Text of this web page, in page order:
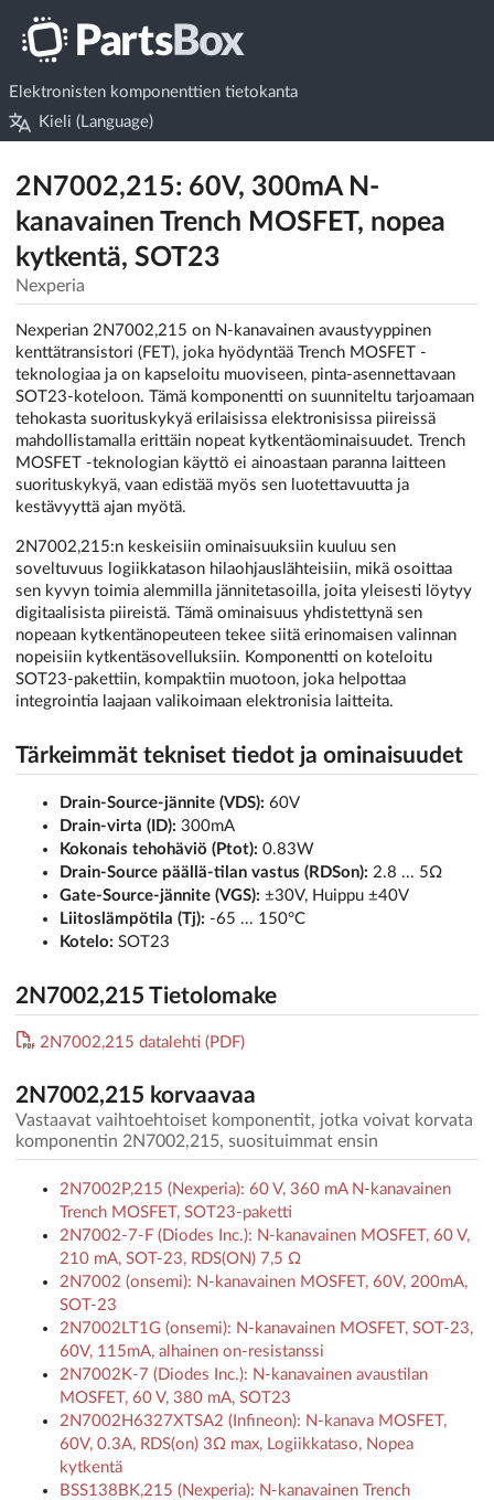
Elektronisten komponenttien tietokanta
Kieli (Language)
2N7002,215: 60V, 300mA N-
kanavainen Trench MOSFET, nopea
kytkentä, SOT23
Nexperia
Nexperian 2N7002,215 on N-kanavainen avaustyyppinen
kenttätransistori (FET), joka hyödyntää Trench MOSFET -
teknologiaa ja on kapseloitu muoviseen, pinta-asennettavaan
SOT23-koteloon. Tämä komponentti on suunniteltu tarjoamaan
tehokasta suorituskykyä erilaisissa elektronisissa piireissä
mahdollistamalla erittäin nopeat kytkentäominaisuudet. Trench
MOSFET -teknologian käyttö ei ainoastaan paranna laitteen
suorituskykyä, vaan edistää myös sen luotettavuutta ja
kestävyyttä ajan myötä.
2N7002,215:n keskeisiin ominaisuuksiin kuuluu sen
soveltuvuus logiikkatason hilaohjauslähteisiin, mikä osoittaa
sen kyvyn toimia alemmilla jännitetasoilla, joita yleisesti löytyy
digitaalisista piireistä. Tämä ominaisuus yhdistettynä sen
nopeaan kytkentänopeuteen tekee siitä erinomaisen valinnan
nopeisiin kytkentäsovelluksiin. Komponentti on koteloitu
SOT23-pakettiin, kompaktiin muotoon, joka helpottaa
integrointia laajaan valikoimaan elektronisia laitteita.
Tärkeimmät tekniset tiedot ja ominaisuudet
Drain-Source-jännite (VDS): 60V
Drain-virta (ID): 300mA
Kokonais tehohäviö (Ptot): 0.83W
Drain-Source päällä-tilan vastus (RDSon): 2.8 ... 5Ω
Gate-Source-jännite (VGS): ±30V, Huippu ±40V
Liitoslämpötila (Tj): -65 ... 150°C
Kotelo: SOT23
2N7002,215 Tietolomake
2N7002,215 datalehti (PDF)
2N7002,215 korvaavaa
Vastaavat vaihtoehtoiset komponentit, jotka voivat korvata
komponentin 2N7002,215, suosituimmat ensin
2N7002P,215 (Nexperia): 60 V, 360 mA N-kanavainen
Trench MOSFET, SOT23-paketti
2N7002-7-F (Diodes Inc.): N-kanavainen MOSFET, 60 V,
210 mA, SOT-23, RDS(ON) 7,5 Ω
2N7002 (onsemi): N-kanavainen MOSFET, 60V, 200mA,
SOT-23
2N7002LT1G (onsemi): N-kanavainen MOSFET, SOT-23,
60V, 115mA, alhainen on-resistanssi
2N7002K-7 (Diodes Inc.): N-kanavainen avaustilan
MOSFET, 60 V, 380 mA, SOT23
2N7002H6327XTSA2 (Infineon): N-kanava MOSFET,
60V, 0.3A, RDS(on) 3Ω max, Logiikkataso, Nopea
kytkentä
BSS138BK,215 (Nexperia): N-kanavainen Trench